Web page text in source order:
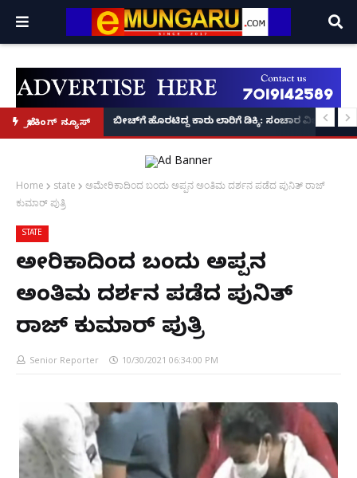
ಬ್ರೇಕಿಂಗ್ ನ್ಯೂಸ್
ಪಾಯಿಂಟ್ಸ್‌ಮ್ಯಾನ್ ರಿಯಲ್ ಹೀರೋ!
ಮೊಮ್ಮಗಳ ಜೊತೆ ಗೋವಾ ಪ್ರವಾಸದ ಕ್ಯೂಟ್ ವಿಡಿಯೋ ವೈರಲ್!
ಬೀಚ್‌ಗೆ ಹೊರಟಿದ್ದ ಕಾರು ಲಾರಿಗೆ ಡಿಕ್ಕಿ: ಸಂಚಾರ ವಿಭಾಗದ
Home state
ಅಮೇರಿಕಾದಿಂದ ಬಂದು ಅಪ್ಪನ ಅಂತಿಮ ದರ್ಶನ ಪಡೆದ ಪುನಿತ್ ರಾಜ್
ಕುಮಾರ್ ಪುತ್ರಿ
STATE
ಅಮೇರಿಕಾದಿಂದ ಬಂದು ಅಪ್ಪನ
ಅಂತಿಮ ದರ್ಶನ ಪಡೆದ ಪುನಿತ್
ರಾಜ್ ಕುಮಾರ್ ಪುತ್ರಿ
Senior Reporter 10/30/2021 06:34:00 PM